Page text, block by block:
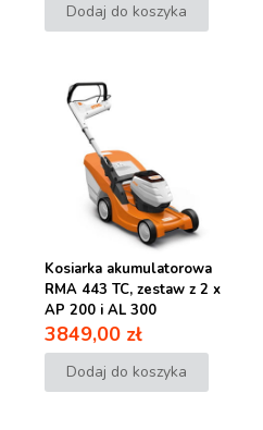
Dodaj do koszyka
Kosiarka akumulatorowa
RMA 443 TC, zestaw z 2 x
AP 200 i AL 300
3849,00 zł
Dodaj do koszyka